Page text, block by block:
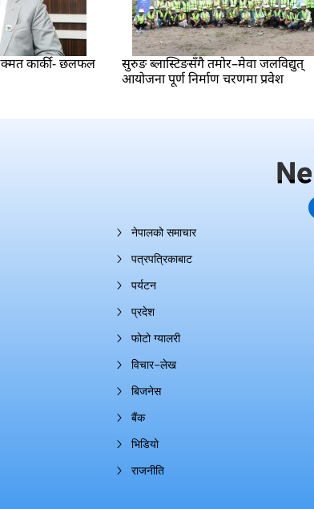
कार्की- छलफल
सुरुङ ब्लास्टिङसँगै तमोर–मेवा जलविद्युत्
आयोजना पूर्ण निर्माण चरणमा प्रवेश
नेपालको समाचार
पत्रपत्रिकाबाट
पर्यटन
प्रदेश
फोटो ग्यालरी
विचार–लेख
बिजनेस
बैंक
भिडियो
राजनीति